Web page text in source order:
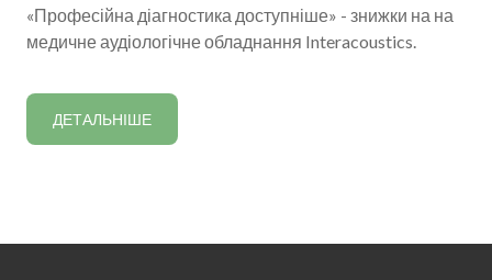
«Професійна діагностика доступніше» - знижки на на
медичне аудіологічне обладнання Interacoustics.
ДЕТАЛЬНІШЕ